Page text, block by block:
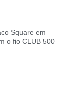
Square em
o fio CLUB 500